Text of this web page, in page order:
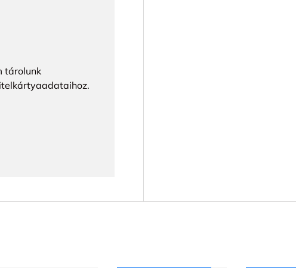
tárolunk